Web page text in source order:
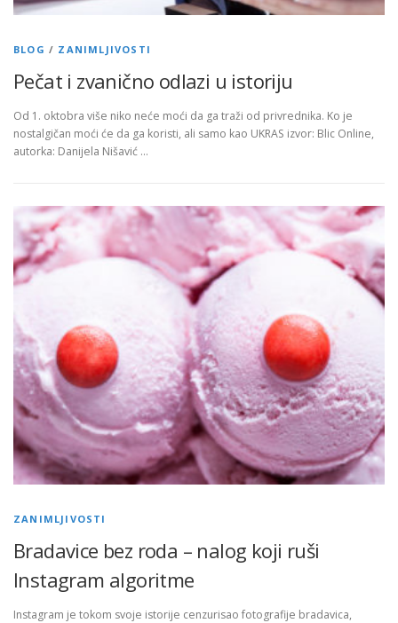
BLOG / ZANIMLJIVOSTI
Pečat i zvanično odlazi u istoriju
Od 1. oktobra više niko neće moći da ga traži od privrednika. Ko je
nostalgičan moći će da ga koristi, ali samo kao UKRAS izvor: Blic Online,
autorka: Danijela Nišavić …
ZANIMLJIVOSTI
Bradavice bez roda – nalog koji ruši
Instagram algoritme
Instagram je tokom svoje istorije cenzurisao fotografije bradavica,